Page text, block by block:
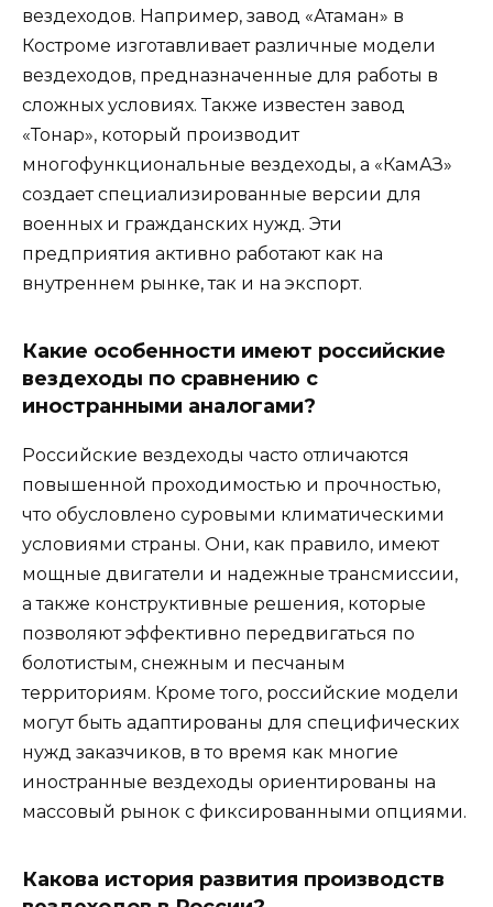
вездеходов. Например, завод «Атаман» в
Костроме изготавливает различные модели
вездеходов, предназначенные для работы в
сложных условиях. Также известен завод
«Тонар», который производит
многофункциональные вездеходы, а «КамАЗ»
создает специализированные версии для
военных и гражданских нужд. Эти
предприятия активно работают как на
внутреннем рынке, так и на экспорт.
Какие особенности имеют российские
вездеходы по сравнению с
иностранными аналогами?
Российские вездеходы часто отличаются
повышенной проходимостью и прочностью,
что обусловлено суровыми климатическими
условиями страны. Они, как правило, имеют
мощные двигатели и надежные трансмиссии,
а также конструктивные решения, которые
позволяют эффективно передвигаться по
болотистым, снежным и песчаным
территориям. Кроме того, российские модели
могут быть адаптированы для специфических
нужд заказчиков, в то время как многие
иностранные вездеходы ориентированы на
массовый рынок с фиксированными опциями.
Какова история развития производств